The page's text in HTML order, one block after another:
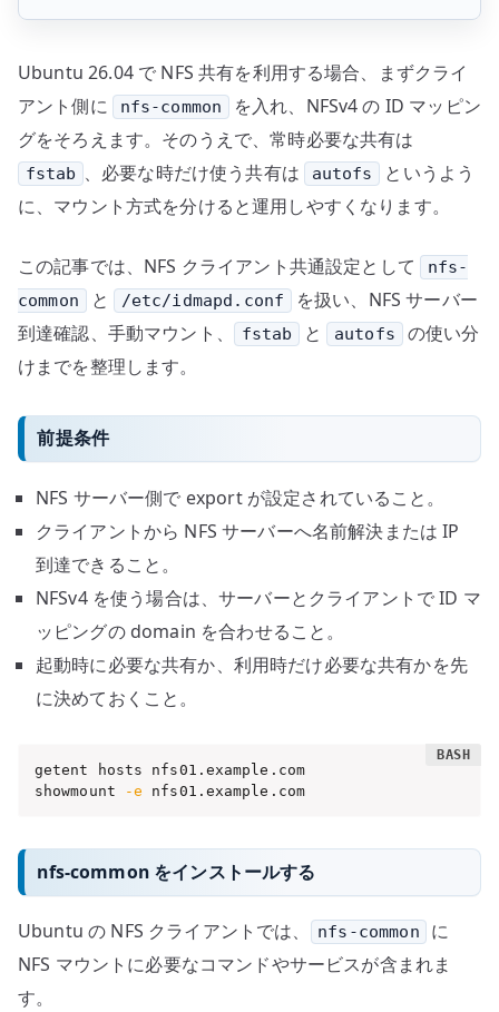
Ubuntu 26.04 で NFS 共有を利用する場合、まずクライ
アント側に
nfs-common
を入れ、NFSv4 の ID マッピン
グをそろえます。そのうえで、常時必要な共有は
fstab 、必要な時だけ使う共有は autofs
というよう
に、マウント方式を分けると運用しやすくなります。
この記事では、NFS クライアント共通設定として
nfs-
common
と /etc/idmapd.conf
を扱い、NFS サーバー
到達確認、手動マウント、
fstab と autofs
の使い分
けまでを整理します。
前提条件
NFS サーバー側で export が設定されていること。
クライアントから NFS サーバーへ名前解決または IP
到達できること。
NFSv4 を使う場合は、サーバーとクライアントで ID マ
ッピングの domain を合わせること。
起動時に必要な共有か、利用時だけ必要な共有かを先
に決めておくこと。
getent hosts nfs01.example.com
showmount
-e nfs01.example.com
nfs-common をインストールする
Ubuntu の NFS クライアントでは、 nfs-common
に
NFS マウントに必要なコマンドやサービスが含まれま
す。